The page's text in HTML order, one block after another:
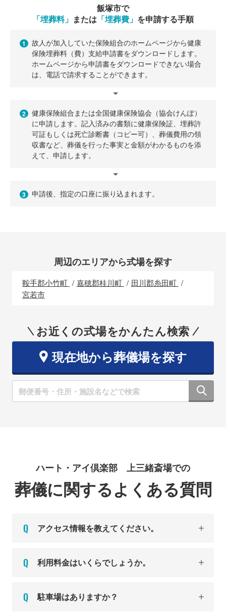
飯塚市で
「埋葬料」 または 「埋葬費」 を申請する手順
1
故人が加入していた保険組合のホームページから健康
保険埋葬料（費）支給申請書をダウンロードします。
ホームページから申請書をダウンロードできない場合
は、電話で請求することができます。
2
健康保険組合または全国健康保険協会（協会けんぽ）
に申請します。記入済みの書類に健康保険証、埋葬許
可証もしくは死亡診断書（コピー可）、葬儀費用の領
収書など、葬儀を行った事実と金額がわかるものを添
えて、申請します。
3 申請後、指定の口座に振り込まれます。
周辺のエリアから式場を探す
鞍手郡小竹町 嘉穂郡桂川町
田川郡糸田町
宮若市
お近くの式場をかんたん検索
現在地から葬儀場を探す
ハート・アイ倶楽部 上三緒斎場での
葬儀に関するよくある質問
アクセス情報を教えてください。
利用料金はいくらでしょうか。
駐車場はありますか？